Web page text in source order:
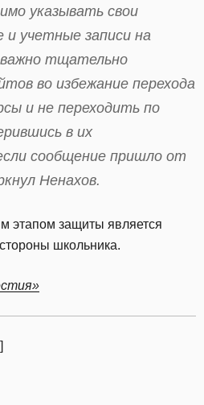
указывать свои
и учетные записи на
важно тщательно
во избежание перехода
и не переходить по
в их
сообщение пришло от
Ненахов.
этапом защиты является
школьника.